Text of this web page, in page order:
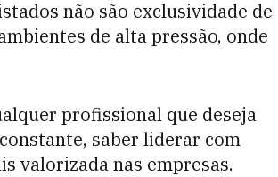
não são exclusividade de
de alta pressão, onde
profissional que deseja
saber liderar com
valorizada nas empresas.